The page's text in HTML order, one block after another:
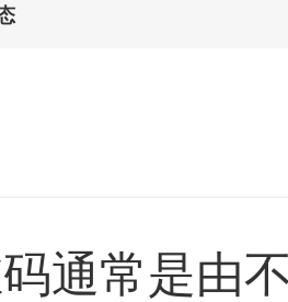
通常是由